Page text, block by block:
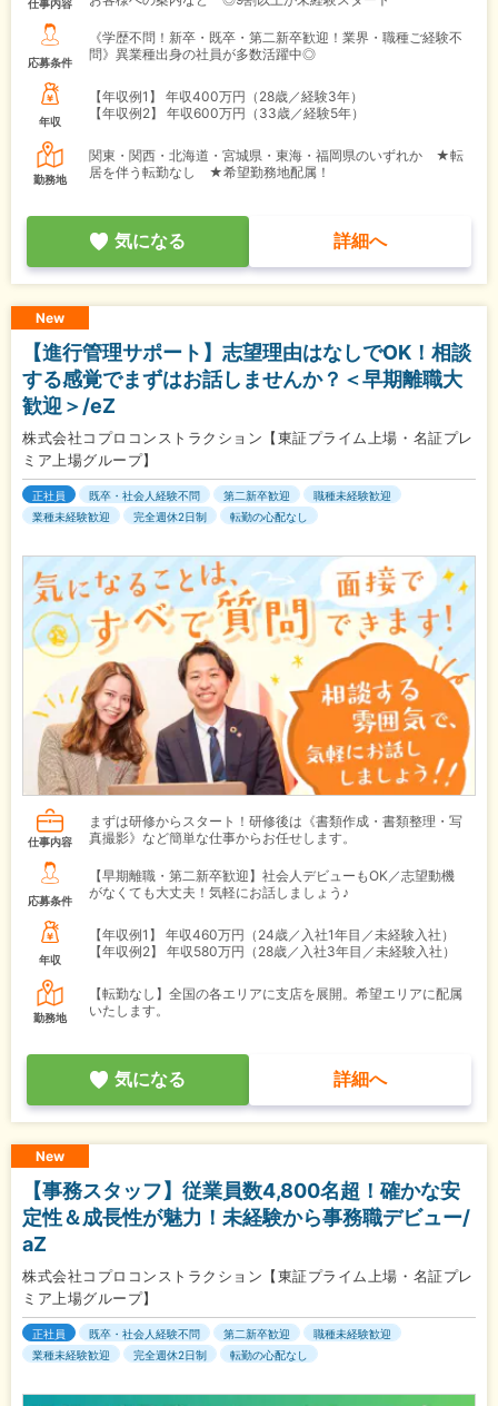
仕事内容
応募条件
《学歴不問！新卒・既卒・第二新卒歓迎！業界・職種ご経験不
問》異業種出身の社員が多数活躍中◎
年収
【年収例1】
年収400万円（28歳／経験3年）
【年収例2】
年収600万円（33歳／経験5年）
勤務地
関東・関西・北海道・宮城県・東海・福岡県のいずれか ★転
居を伴う転勤なし ★希望勤務地配属！
気になる 詳細へ
New
【進行管理サポート】志望理由はなしでOK！相談
する感覚でまずはお話しませんか？＜早期離職大
歓迎＞/eZ
株式会社コプロコンストラクション【東証プライム上場・名証プレ
ミア上場グループ】
正社員 既卒・社会人経験不問 第二新卒歓迎
職種未経験歓迎
業種未経験歓迎
完全週休2日制 転勤の心配なし
仕事内容
まずは研修からスタート！研修後は《書類作成・書類整理・写
真撮影》など簡単な仕事からお任せします。
応募条件
【早期離職・第二新卒歓迎】社会人デビューもOK／志望動機
がなくても大丈夫！気軽にお話しましょう♪
年収
【年収例1】
年収460万円（24歳／入社1年目／未経験入社）
【年収例2】
年収580万円（28歳／入社3年目／未経験入社）
勤務地
【転勤なし】全国の各エリアに支店を展開。希望エリアに配属
いたします。
気になる 詳細へ
New
【事務スタッフ】従業員数4,800名超！確かな安
定性＆成長性が魅力！未経験から事務職デビュー/
aZ
株式会社コプロコンストラクション【東証プライム上場・名証プレ
ミア上場グループ】
正社員 既卒・社会人経験不問 第二新卒歓迎
職種未経験歓迎
業種未経験歓迎
完全週休2日制 転勤の心配なし